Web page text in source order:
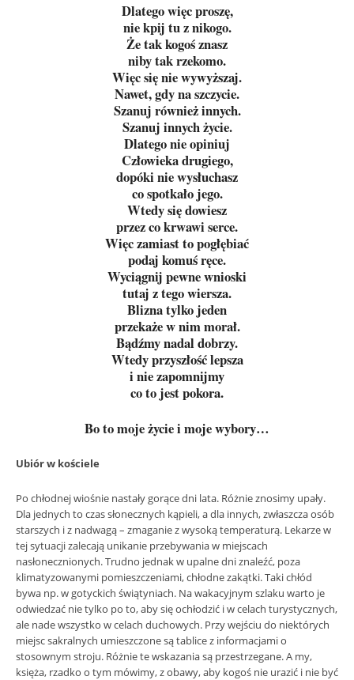
Dlatego więc proszę,
nie kpij tu z nikogo.
Że tak kogoś znasz
niby tak rzekomo.
Więc się nie wywyższaj.
Nawet, gdy na szczycie.
Szanuj również innych.
Szanuj innych życie.
Dlatego nie opiniuj
Człowieka drugiego,
dopóki nie wysłuchasz
co spotkało jego.
Wtedy się dowiesz
przez co krwawi serce.
Więc zamiast to pogłębiać
podaj komuś ręce.
Wyciągnij pewne wnioski
tutaj z tego wiersza.
Blizna tylko jeden
przekaże w nim morał.
Bądźmy nadal dobrzy.
Wtedy przyszłość lepsza
i nie zapomnijmy
co to jest pokora.
Bo to moje życie i moje wybory…
Ubiór w kościele
Po chłodnej wiośnie nastały gorące dni lata. Różnie znosimy upały.
Dla jednych to czas słonecznych kąpieli, a dla innych, zwłaszcza osób
starszych i z nadwagą – zmaganie z wysoką temperaturą. Lekarze w
tej sytuacji zalecają unikanie przebywania w miejscach
nasłonecznionych. Trudno jednak w upalne dni znaleźć, poza
klimatyzowanymi pomieszczeniami, chłodne zakątki. Taki chłód
bywa np. w gotyckich świątyniach. Na wakacyjnym szlaku warto je
odwiedzać nie tylko po to, aby się ochłodzić i w celach turystycznych,
ale nade wszystko w celach duchowych. Przy wejściu do niektórych
miejsc sakralnych umieszczone są tablice z informacjami o
stosownym stroju. Różnie te wskazania są przestrzegane. A my,
księża, rzadko o tym mówimy, z obawy, aby kogoś nie urazić i nie być